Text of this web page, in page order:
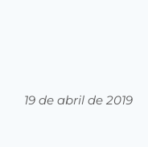
19 de abril de 2019